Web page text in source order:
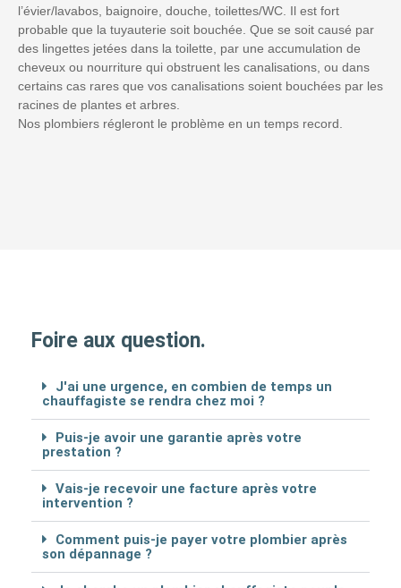
l’évier/lavabos, baignoire, douche, toilettes/WC. Il est fort
probable que la tuyauterie soit bouchée. Que se soit causé par
des lingettes jetées dans la toilette, par une accumulation de
cheveux ou nourriture qui obstruent les canalisations, ou dans
certains cas rares que vos canalisations soient bouchées par les
racines de plantes et arbres.
Nos plombiers régleront le problème en un temps record.
Foire aux question.
J'ai une urgence, en combien de temps un
chauffagiste se rendra chez moi ?
Puis-je avoir une garantie après votre
prestation ?
Vais-je recevoir une facture après votre
intervention ?
Comment puis-je payer votre plombier après
son dépannage ?